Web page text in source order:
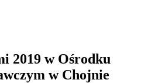
2019 w Ośrodku
w Chojnie